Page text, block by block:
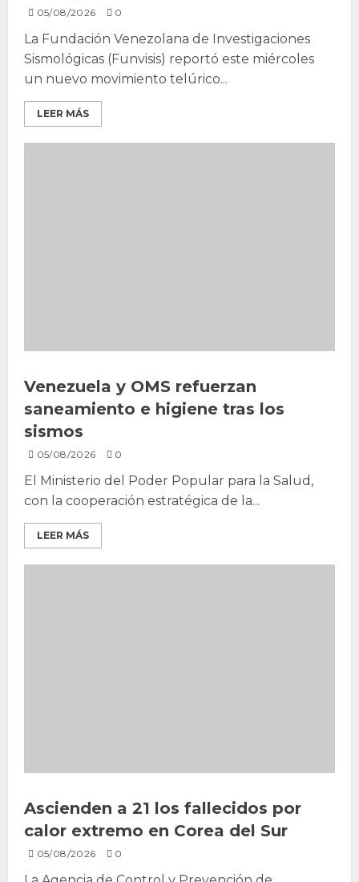
05/08/2026 0
La Fundación Venezolana de Investigaciones
Sismológicas (Funvisis) reportó este miércoles
un nuevo movimiento telúrico...
LEER MÁS
Venezuela y OMS refuerzan
saneamiento e higiene tras los
sismos
05/08/2026 0
El Ministerio del Poder Popular para la Salud,
con la cooperación estratégica de la...
LEER MÁS
Ascienden a 21 los fallecidos por
calor extremo en Corea del Sur
05/08/2026 0